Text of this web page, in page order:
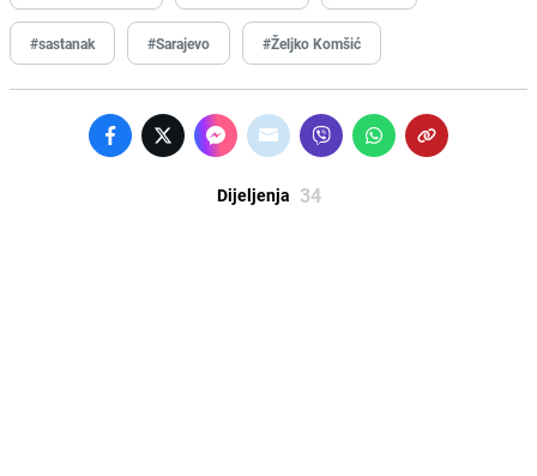
#sastanak #Sarajevo #Željko Komšić
Dijeljenja 34